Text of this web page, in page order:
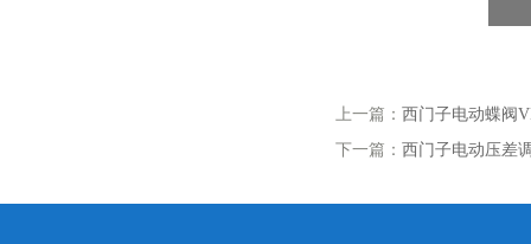
上一篇： 西门子电动蝶阀
下一篇： 西门子电动压差